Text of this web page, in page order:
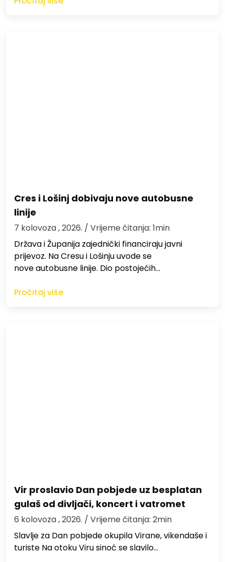
Cres i Lošinj dobivaju nove autobusne
linije
7 kolovoza , 2026. / Vrijeme čitanja: 1min
Država i Županija zajednički financiraju javni
prijevoz. Na Cresu i Lošinju uvode se
nove autobusne linije. Dio postojećih…
Pročitaj više
Vir proslavio Dan pobjede uz besplatan
gulaš od divljači, koncert i vatromet
6 kolovoza , 2026. / Vrijeme čitanja: 2min
Slavlje za Dan pobjede okupila Virane, vikendaše i
turiste Na otoku Viru sinoć se slavilo…